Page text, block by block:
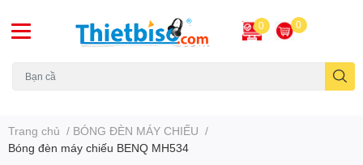
0 0
Trang chủ / BÓNG ĐÈN MÁY CHIẾU /
Bóng đèn máy chiếu BENQ MH534